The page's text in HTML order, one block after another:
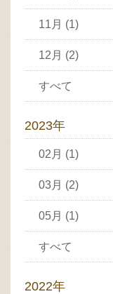
11月 (1)
12月 (2)
すべて
2023年
02月 (1)
03月 (2)
05月 (1)
すべて
2022年